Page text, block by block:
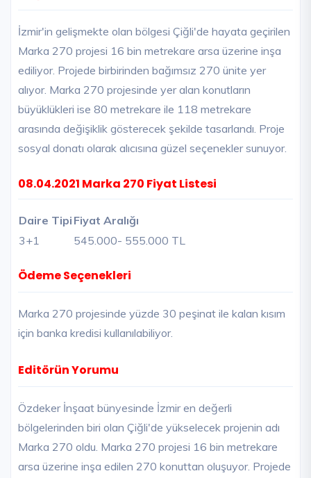
İzmir'in gelişmekte olan bölgesi Çiğli'de hayata geçirilen
Marka 270 projesi 16 bin metrekare arsa üzerine inşa
ediliyor. Projede birbirinden bağımsız 270 ünite yer
alıyor. Marka 270 projesinde yer alan konutların
büyüklükleri ise 80 metrekare ile 118 metrekare
arasında değişiklik gösterecek şekilde tasarlandı. Proje
sosyal donatı olarak alıcısına güzel seçenekler sunuyor.
08.04.2021 Marka 270 Fiyat Listesi
Daire Tipi Fiyat Aralığı
3+1
545.000- 555.000 TL
Ödeme Seçenekleri
Marka 270 projesinde yüzde 30 peşinat ile kalan kısım
için banka kredisi kullanılabiliyor.
Editörün Yorumu
Özdeker İnşaat bünyesinde İzmir en değerli
bölgelerinden biri olan Çiğli'de yükselecek projenin adı
Marka 270 oldu. Marka 270 projesi 16 bin metrekare
arsa üzerine inşa edilen 270 konuttan oluşuyor. Projede